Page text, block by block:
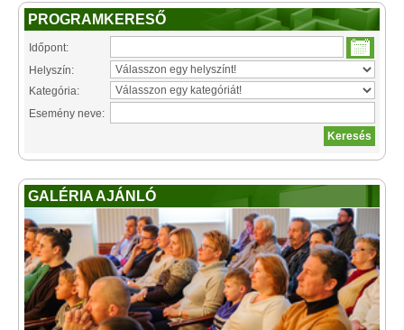
PROGRAMKERESŐ
Időpont:
Helyszín:
Kategória:
Esemény neve:
GALÉRIA AJÁNLÓ